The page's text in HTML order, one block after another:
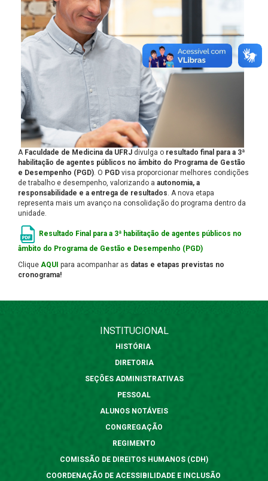
A Faculdade de Medicina da UFRJ divulga o resultado final para a 3ª
habilitação de agentes públicos no âmbito do Programa de Gestão
e Desempenho (PGD). O PGD visa proporcionar melhores condições
de trabalho e desempenho, valorizando a autonomia, a
responsabilidade e a entrega de resultados. A nova etapa
representa mais um avanço na consolidação do programa dentro da
unidade.
Resultado Final para a 3ª habilitação de agentes públicos no
âmbito do Programa de Gestão e Desempenho (PGD)
Clique AQUI para acompanhar as datas e etapas previstas no
cronograma!
INSTITUCIONAL
HISTÓRIA
DIRETORIA
SEÇÕES ADMINISTRATIVAS
PESSOAL
ALUNOS NOTÁVEIS
CONGREGAÇÃO
REGIMENTO
COMISSÃO DE DIREITOS HUMANOS (CDH)
COORDENAÇÃO DE ACESSIBILIDADE E INCLUSÃO